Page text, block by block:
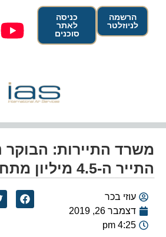
הרשמה
לניוזלטר
כניסה
לאתר
סוכנים
משרד התיירות: הבוקר
התייר ה-4.5 מיליון מתחילת השנה
עוזי בכר
דצמבר 26, 2019
4:25 pm